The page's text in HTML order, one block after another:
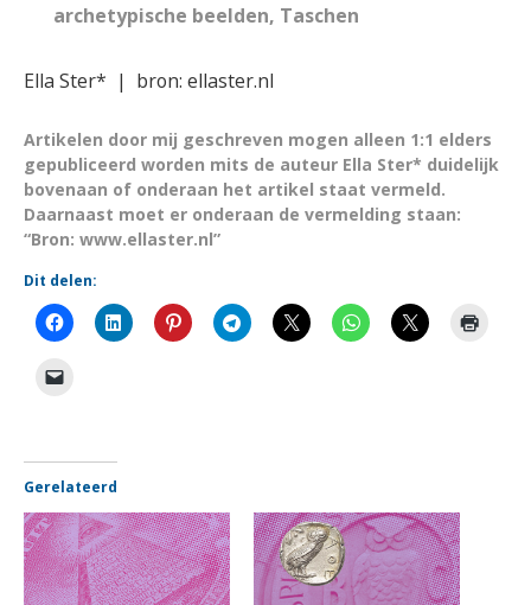
archetypische beelden, Taschen
Ella Ster* | bron: ellaster.nl
Artikelen door mij geschreven mogen alleen 1:1 elders
gepubliceerd worden mits de auteur Ella Ster* duidelijk
bovenaan of onderaan het artikel staat vermeld.
Daarnaast moet er onderaan de vermelding staan:
“Bron: www.ellaster.nl”
Dit delen:
Gerelateerd